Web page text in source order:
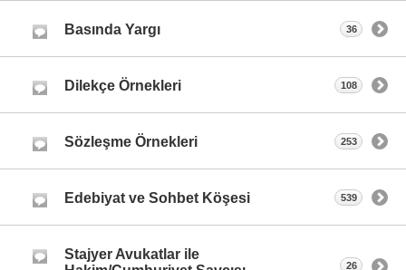
Basında Yargı 36
Dilekçe Örnekleri 108
Sözleşme Örnekleri 253
Edebiyat ve Sohbet Köşesi 539
Stajyer Avukatlar ile
26